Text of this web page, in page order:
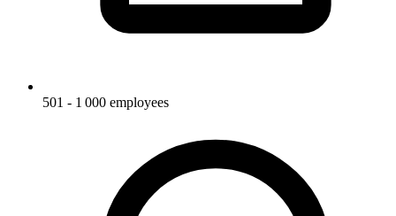
501 - 1 000 employees